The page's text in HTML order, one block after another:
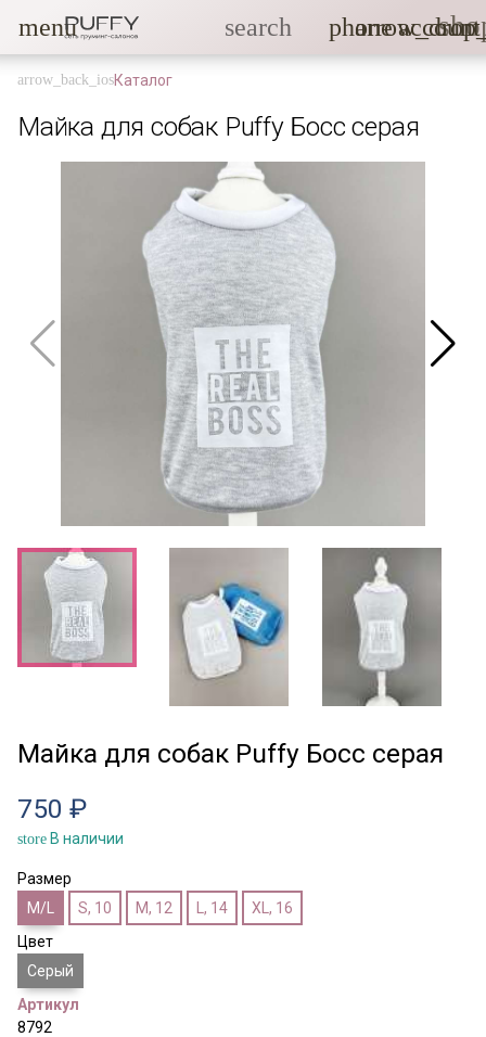
menu search phone
Каталог
Майка для собак Puffy Босс серая
Майка для собак Puffy Босс серая
750 ₽
store В наличии
Размер
M/L
S, 10 M, 12 L, 14
XL, 16
Цвет
Серый
Артикул
8792